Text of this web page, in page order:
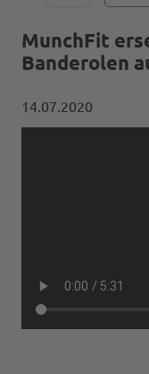
MunchFit
Banderolen
14.07.2020